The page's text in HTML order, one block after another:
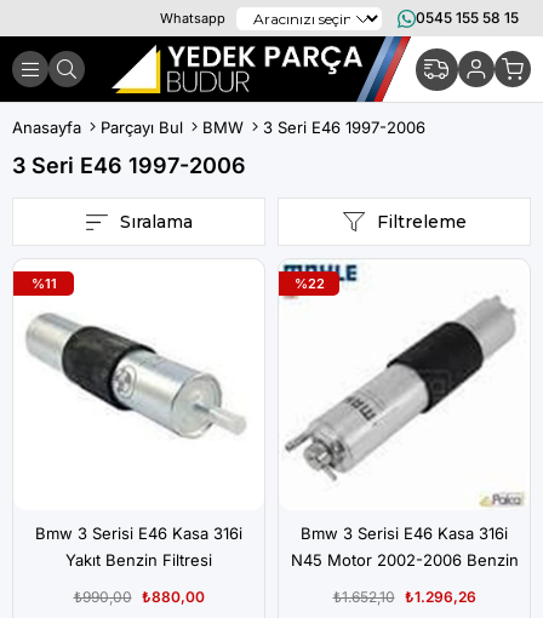
Whatsapp 0545 155 58 15
Anasayfa Parçayı Bul BMW 3 Seri E46 1997-2006
3 Seri E46 1997-2006
Filtreleme
Sıralama
Bmw 3 Serisi E46 Kasa 316i
Yakıt Benzin Filtresi
₺880,00
₺990,00
%11
Bmw 3 Serisi E46 Kasa 316i
N45 Motor 2002-2006 Benzin
₺1.296,26
₺1.652,10
%22